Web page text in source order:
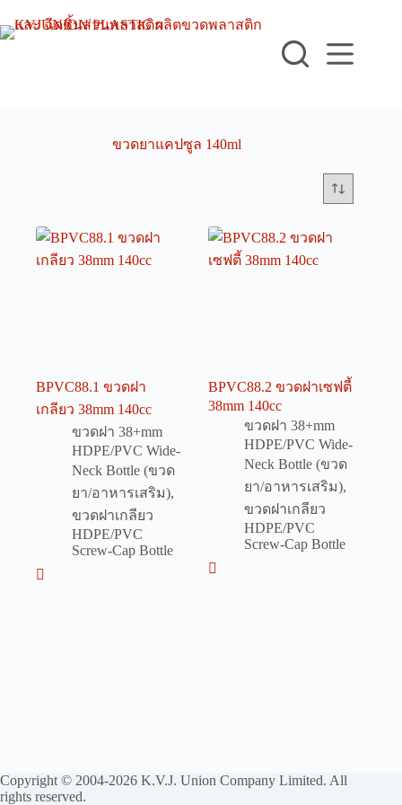
to
content
ขวดยาแคปซูล 140ml
BPVC88.1 ขวดฝา
เกลียว 38mm 140cc
ขวดฝา 38+mm
HDPE/PVC Wide-
Neck Bottle (ขวด
ยา/อาหารเสริม),
ขวดฝาเกลียว
HDPE/PVC
Screw-Cap Bottle
BPVC88.2 ขวดฝาเซฟตี้
38mm 140cc
ขวดฝา 38+mm
HDPE/PVC Wide-
Neck Bottle (ขวด
ยา/อาหารเสริม),
ขวดฝาเกลียว
HDPE/PVC
Screw-Cap Bottle
Copyright © 2004-2026 K.V.J. Union Company Limited. All
rights reserved.